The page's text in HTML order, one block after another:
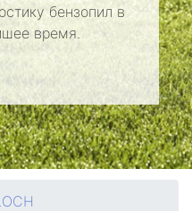
бензопил в
время.